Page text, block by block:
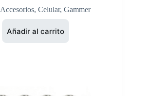
Accesorios,Celular,Gammer
Añadir al carrito